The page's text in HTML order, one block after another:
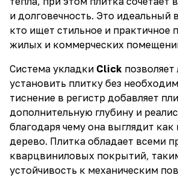
и долговечность. Это идеальный
кто ищет стильное и практичное
жилых и коммерческих
Система укладки Click
установить плитку без
тиснение в регистр добавляет
дополнительную глубину и
благодаря чему она выглядит как
дерево. Плитка обладает всеми
кварцвиниловых покрытий,
устойчивость к механическим